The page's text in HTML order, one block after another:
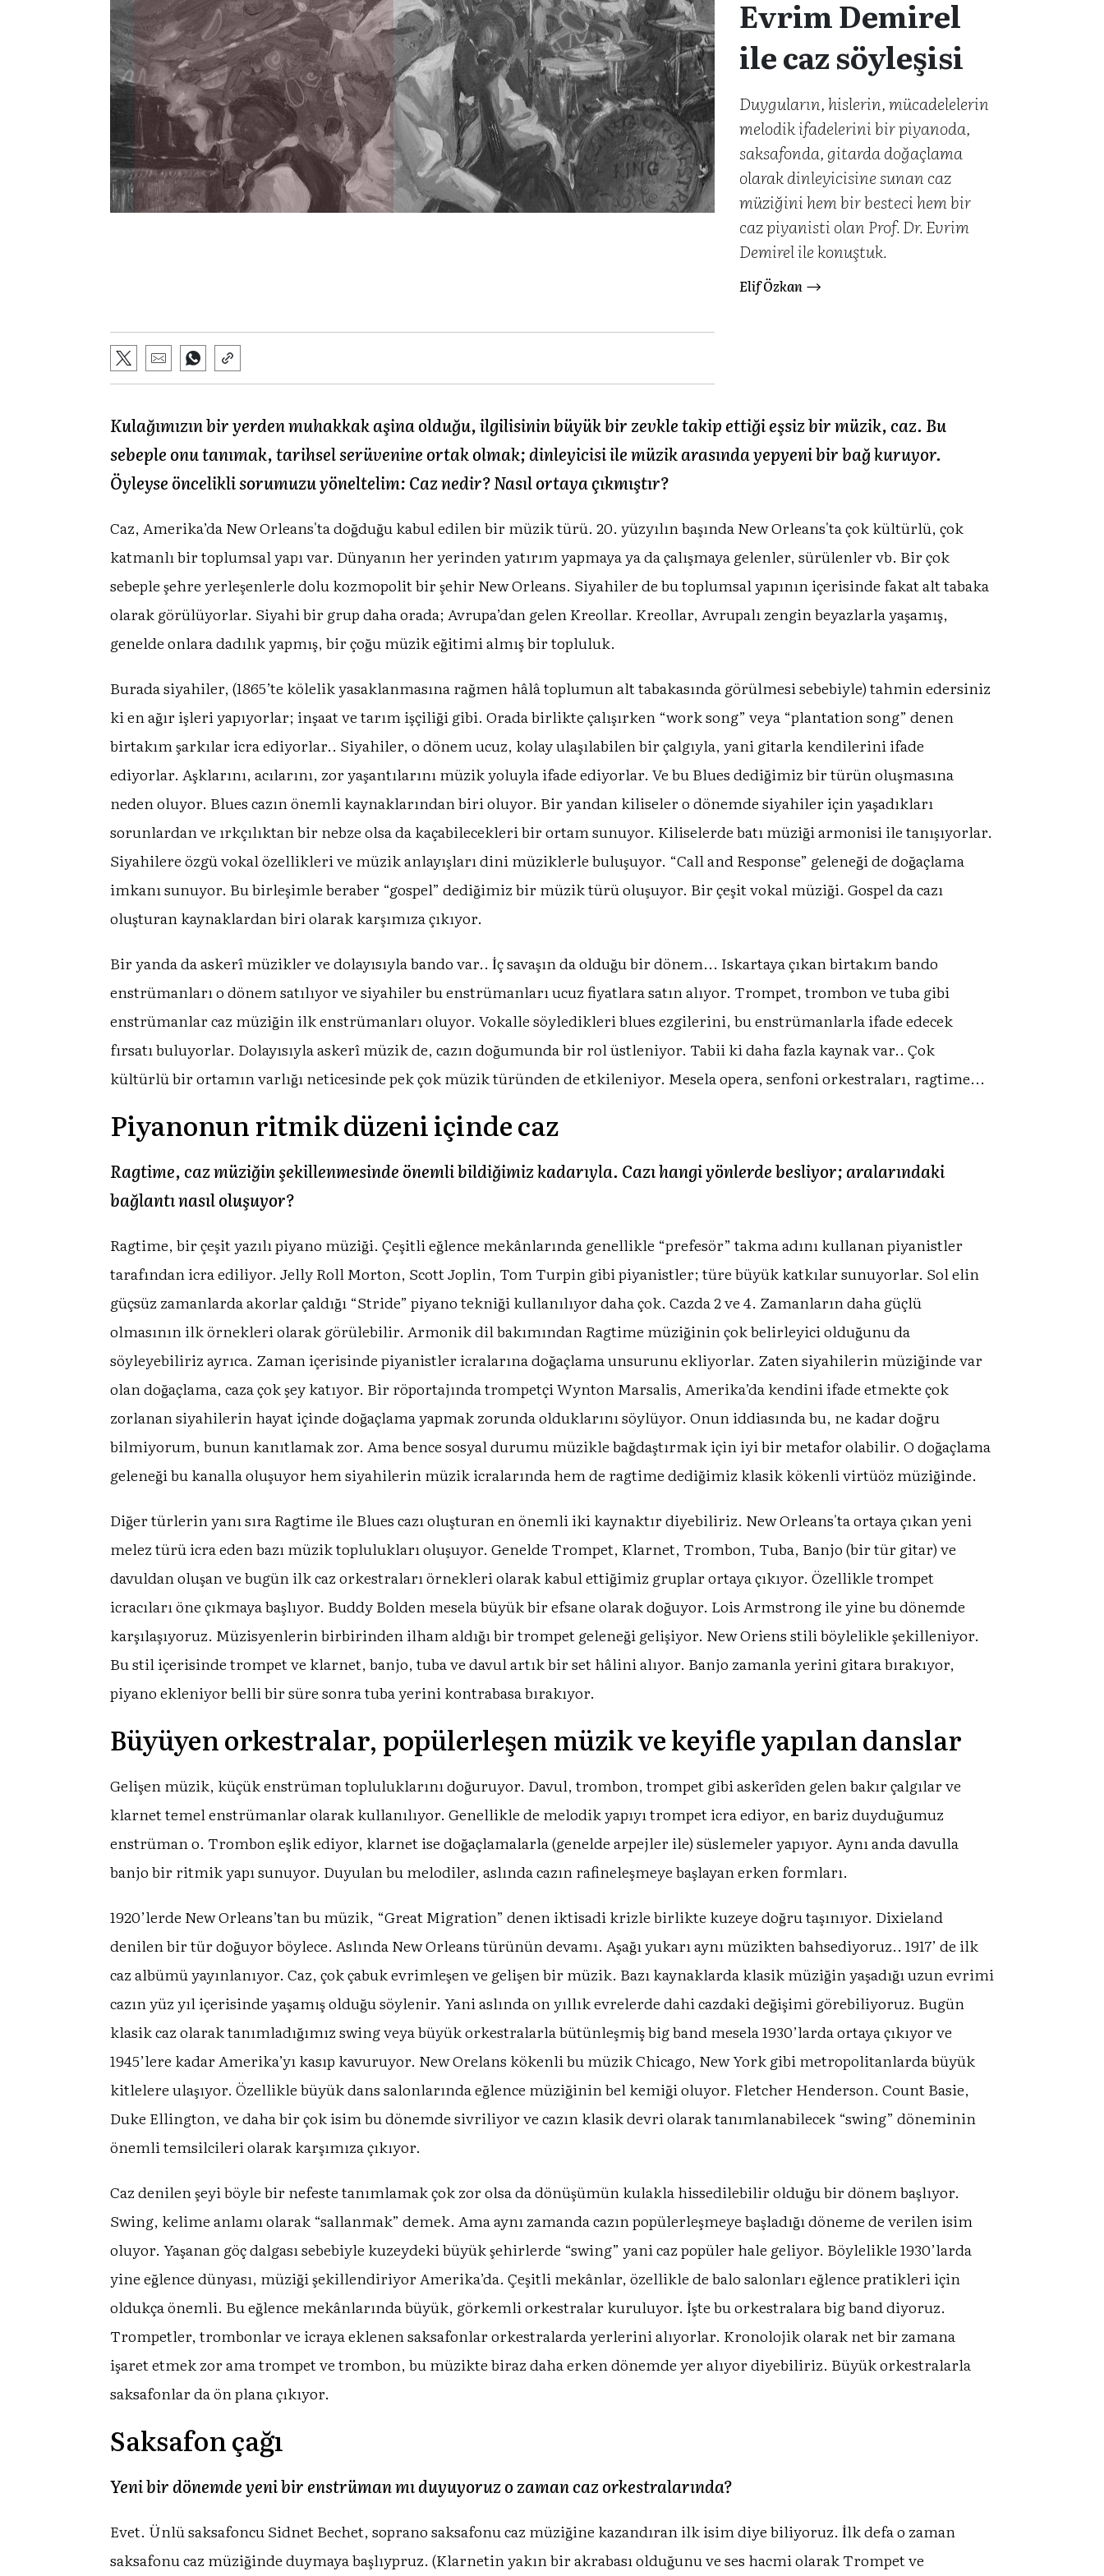
Evrim Demirel
ile caz söyleşisi
Duyguların, hislerin, mücadelelerin
melodik ifadelerini bir piyanoda,
saksafonda, gitarda doğaçlama
olarak dinleyicisine sunan caz
müziğini hem bir besteci hem bir
caz piyanisti olan Prof. Dr. Evrim
Demirel ile konuştuk.
Elif Özkan
Kulağımızın bir yerden muhakkak aşina olduğu, ilgilisinin büyük bir zevkle takip ettiği eşsiz bir müzik, caz. Bu
sebeple onu tanımak, tarihsel serüvenine ortak olmak; dinleyicisi ile müzik arasında yepyeni bir bağ kuruyor.
Öyleyse öncelikli sorumuzu yöneltelim: Caz nedir? Nasıl ortaya çıkmıştır?
Caz, Amerika’da New Orleans'ta doğduğu kabul edilen bir müzik türü. 20. yüzyılın başında New Orleans'ta çok kültürlü, çok
katmanlı bir toplumsal yapı var. Dünyanın her yerinden yatırım yapmaya ya da çalışmaya gelenler, sürülenler vb. Bir çok
sebeple şehre yerleşenlerle dolu kozmopolit bir şehir New Orleans. Siyahiler de bu toplumsal yapının içerisinde fakat alt tabaka
olarak görülüyorlar. Siyahi bir grup daha orada; Avrupa’dan gelen Kreollar. Kreollar, Avrupalı zengin beyazlarla yaşamış,
genelde onlara dadılık yapmış, bir çoğu müzik eğitimi almış bir topluluk.
Burada siyahiler, (1865’te kölelik yasaklanmasına rağmen hâlâ toplumun alt tabakasında görülmesi sebebiyle) tahmin edersiniz
ki en ağır işleri yapıyorlar; inşaat ve tarım işçiliği gibi. Orada birlikte çalışırken “work song” veya “plantation song” denen
birtakım şarkılar icra ediyorlar.. Siyahiler, o dönem ucuz, kolay ulaşılabilen bir çalgıyla, yani gitarla kendilerini ifade
ediyorlar. Aşklarını, acılarını, zor yaşantılarını müzik yoluyla ifade ediyorlar. Ve bu Blues dediğimiz bir türün oluşmasına
neden oluyor. Blues cazın önemli kaynaklarından biri oluyor. Bir yandan kiliseler o dönemde siyahiler için yaşadıkları
sorunlardan ve ırkçılıktan bir nebze olsa da kaçabilecekleri bir ortam sunuyor. Kiliselerde batı müziği armonisi ile tanışıyorlar.
Siyahilere özgü vokal özellikleri ve müzik anlayışları dini müziklerle buluşuyor. “Call and Response” geleneği de doğaçlama
imkanı sunuyor. Bu birleşimle beraber “gospel” dediğimiz bir müzik türü oluşuyor. Bir çeşit vokal müziği. Gospel da cazı
oluşturan kaynaklardan biri olarak karşımıza çıkıyor.
Bir yanda da askerî müzikler ve dolayısıyla bando var.. İç savaşın da olduğu bir dönem... Iskartaya çıkan birtakım bando
enstrümanları o dönem satılıyor ve siyahiler bu enstrümanları ucuz fiyatlara satın alıyor. Trompet, trombon ve tuba gibi
enstrümanlar caz müziğin ilk enstrümanları oluyor. Vokalle söyledikleri blues ezgilerini, bu enstrümanlarla ifade edecek
fırsatı buluyorlar. Dolayısıyla askerî müzik de, cazın doğumunda bir rol üstleniyor. Tabii ki daha fazla kaynak var.. Çok
kültürlü bir ortamın varlığı neticesinde pek çok müzik türünden de etkileniyor. Mesela opera, senfoni orkestraları, ragtime...
Piyanonun ritmik düzeni içinde caz
Ragtime, caz müziğin şekillenmesinde önemli bildiğimiz kadarıyla. Cazı hangi yönlerde besliyor; aralarındaki
bağlantı nasıl oluşuyor?
Ragtime, bir çeşit yazılı piyano müziği. Çeşitli eğlence mekânlarında genellikle “prefesör” takma adını kullanan piyanistler
tarafından icra ediliyor. Jelly Roll Morton, Scott Joplin, Tom Turpin gibi piyanistler; türe büyük katkılar sunuyorlar. Sol elin
güçsüz zamanlarda akorlar çaldığı “Stride” piyano tekniği kullanılıyor daha çok. Cazda 2 ve 4. Zamanların daha güçlü
olmasının ilk örnekleri olarak görülebilir. Armonik dil bakımından Ragtime müziğinin çok belirleyici olduğunu da
söyleyebiliriz ayrıca. Zaman içerisinde piyanistler icralarına doğaçlama unsurunu ekliyorlar. Zaten siyahilerin müziğinde var
olan doğaçlama, caza çok şey katıyor. Bir röportajında trompetçi Wynton Marsalis, Amerika’da kendini ifade etmekte çok
zorlanan siyahilerin hayat içinde doğaçlama yapmak zorunda olduklarını söylüyor. Onun iddiasında bu, ne kadar doğru
bilmiyorum, bunun kanıtlamak zor. Ama bence sosyal durumu müzikle bağdaştırmak için iyi bir metafor olabilir. O doğaçlama
geleneği bu kanalla oluşuyor hem siyahilerin müzik icralarında hem de ragtime dediğimiz klasik kökenli virtüöz müziğinde.
Diğer türlerin yanı sıra Ragtime ile Blues cazı oluşturan en önemli iki kaynaktır diyebiliriz. New Orleans'ta ortaya çıkan yeni
melez türü icra eden bazı müzik toplulukları oluşuyor. Genelde Trompet, Klarnet, Trombon, Tuba, Banjo (bir tür gitar) ve
davuldan oluşan ve bugün ilk caz orkestraları örnekleri olarak kabul ettiğimiz gruplar ortaya çıkıyor. Özellikle trompet
icracıları öne çıkmaya başlıyor. Buddy Bolden mesela büyük bir efsane olarak doğuyor. Lois Armstrong ile yine bu dönemde
karşılaşıyoruz. Müzisyenlerin birbirinden ilham aldığı bir trompet geleneği gelişiyor. New Oriens stili böylelikle şekilleniyor.
Bu stil içerisinde trompet ve klarnet, banjo, tuba ve davul artık bir set hâlini alıyor. Banjo zamanla yerini gitara bırakıyor,
piyano ekleniyor belli bir süre sonra tuba yerini kontrabasa bırakıyor.
Büyüyen orkestralar, popülerleşen müzik ve keyifle yapılan danslar
Gelişen müzik, küçük enstrüman topluluklarını doğuruyor. Davul, trombon, trompet gibi askerîden gelen bakır çalgılar ve
klarnet temel enstrümanlar olarak kullanılıyor. Genellikle de melodik yapıyı trompet icra ediyor, en bariz duyduğumuz
enstrüman o. Trombon eşlik ediyor, klarnet ise doğaçlamalarla (genelde arpejler ile) süslemeler yapıyor. Aynı anda davulla
banjo bir ritmik yapı sunuyor. Duyulan bu melodiler, aslında cazın rafineleşmeye başlayan erken formları.
1920’lerde New Orleans’tan bu müzik, “Great Migration” denen iktisadi krizle birlikte kuzeye doğru taşınıyor. Dixieland
denilen bir tür doğuyor böylece. Aslında New Orleans türünün devamı. Aşağı yukarı aynı müzikten bahsediyoruz.. 1917’ de ilk
caz albümü yayınlanıyor. Caz, çok çabuk evrimleşen ve gelişen bir müzik. Bazı kaynaklarda klasik müziğin yaşadığı uzun evrimi
cazın yüz yıl içerisinde yaşamış olduğu söylenir. Yani aslında on yıllık evrelerde dahi cazdaki değişimi görebiliyoruz. Bugün
klasik caz olarak tanımladığımız swing veya büyük orkestralarla bütünleşmiş big band mesela 1930’larda ortaya çıkıyor ve
1945’lere kadar Amerika’yı kasıp kavuruyor. New Orelans kökenli bu müzik Chicago, New York gibi metropolitanlarda büyük
kitlelere ulaşıyor. Özellikle büyük dans salonlarında eğlence müziğinin bel kemiği oluyor. Fletcher Henderson. Count Basie,
Duke Ellington, ve daha bir çok isim bu dönemde sivriliyor ve cazın klasik devri olarak tanımlanabilecek “swing” döneminin
önemli temsilcileri olarak karşımıza çıkıyor.
Caz denilen şeyi böyle bir nefeste tanımlamak çok zor olsa da dönüşümün kulakla hissedilebilir olduğu bir dönem başlıyor.
Swing, kelime anlamı olarak “sallanmak” demek. Ama aynı zamanda cazın popülerleşmeye başladığı döneme de verilen isim
oluyor. Yaşanan göç dalgası sebebiyle kuzeydeki büyük şehirlerde “swing” yani caz popüler hale geliyor. Böylelikle 1930’larda
yine eğlence dünyası, müziği şekillendiriyor Amerika’da. Çeşitli mekânlar, özellikle de balo salonları eğlence pratikleri için
oldukça önemli. Bu eğlence mekânlarında büyük, görkemli orkestralar kuruluyor. İşte bu orkestralara big band diyoruz.
Trompetler, trombonlar ve icraya eklenen saksafonlar orkestralarda yerlerini alıyorlar. Kronolojik olarak net bir zamana
işaret etmek zor ama trompet ve trombon, bu müzikte biraz daha erken dönemde yer alıyor diyebiliriz. Büyük orkestralarla
saksafonlar da ön plana çıkıyor.
Saksafon çağı
Yeni bir dönemde yeni bir enstrüman mı duyuyoruz o zaman caz orkestralarında?
Evet. Ünlü saksafoncu Sidnet Bechet, soprano saksafonu caz müziğine kazandıran ilk isim diye biliyoruz. İlk defa o zaman
saksafonu caz müziğinde duymaya başlıypruz. (Klarnetin yakın bir akrabası olduğunu ve ses hacmi olarak Trompet ve